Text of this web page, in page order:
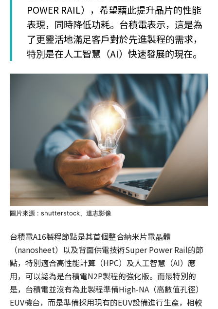
POWER RAIL），希望藉此提升晶片的性能
表現，同時降低功耗。台積電表示，這是為
了更靈活地滿足客戶對於先進製程的需求，
特別是在人工智慧（AI）快速發展的現在。
圖片來源 : shutterstock、達志影像
台積電A16製程節點是其首個整合納米片電晶體
（nanosheet）以及背面供電技術Super Power Rail的節
點，特別適合高性能計算（HPC）及人工智慧（AI）應
用，可以認為是台積電N2P製程的強化版。而最特別的
是，台積電並沒有為此製程準備High-NA（高數值孔徑）
EUV機台，而是準備採用現有的EUV設備進行生產，相較